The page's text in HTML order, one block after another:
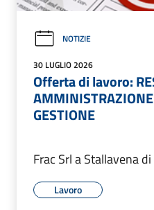
NOTIZIE
30 LUGLIO 2026
Offerta di lavoro:
AMMINISTRAZIONE
GESTIONE
Frac Srl a Stallavena
Lavoro